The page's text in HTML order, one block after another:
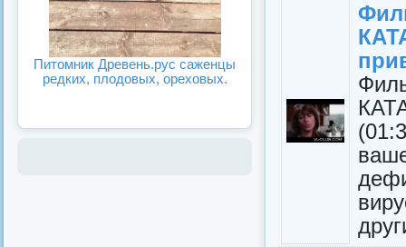
Питомник Древень.рус саженцы
редких, плодовых, ореховых.